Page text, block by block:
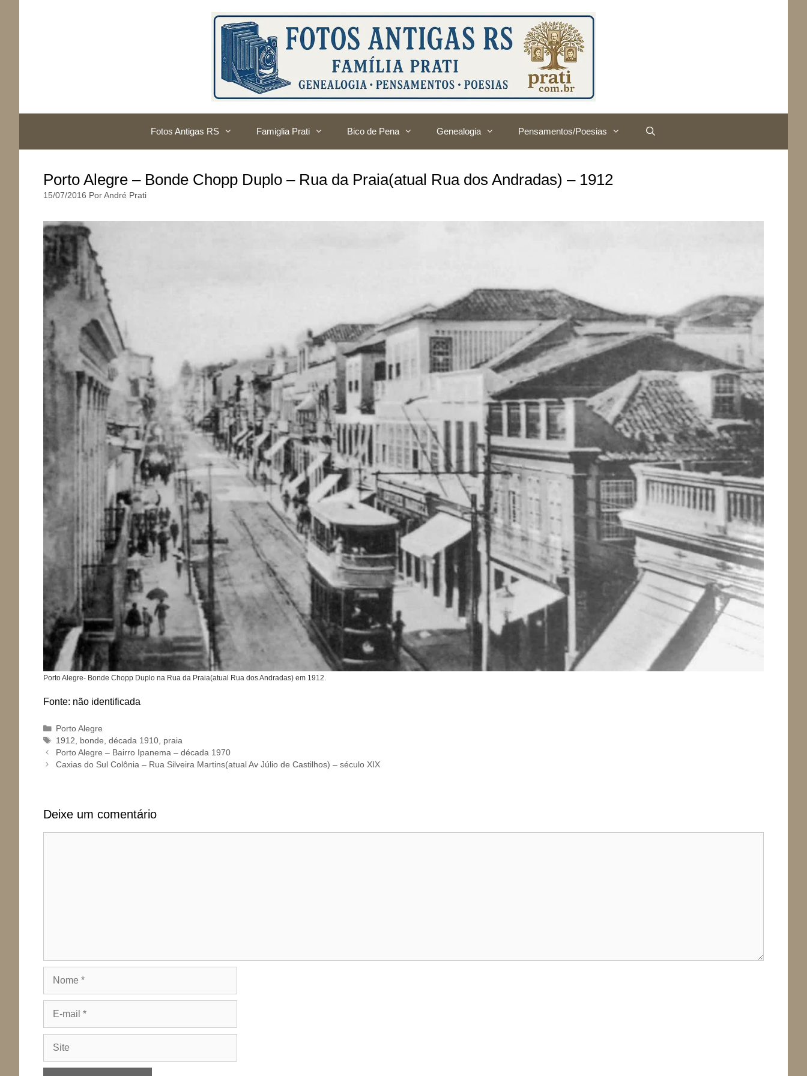
Fotos Antigas RS Famiglia Prati Bico de Pena Genealogia Pensamentos/Poesias
Porto Alegre – Bonde Chopp Duplo – Rua da Praia(atual Rua dos Andradas) – 1912
15/07/2016 Por André Prati
Porto Alegre- Bonde Chopp Duplo na Rua da Praia(atual Rua dos Andradas) em 1912.
Fonte: não identificada
Categorias
Porto Alegre
Tags
1912, bonde,década 1910, praia
Porto Alegre – Bairro Ipanema – década 1970
Caxias do Sul Colônia – Rua Silveira Martins(atual Av Júlio de Castilhos) – século XIX
Deixe um comentário
mail